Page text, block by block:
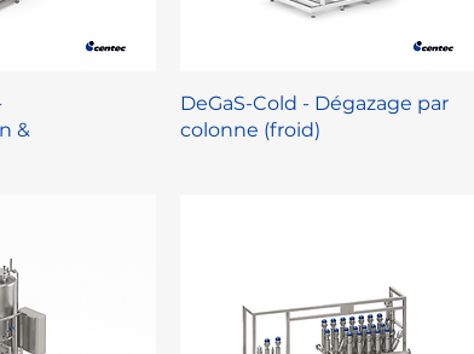
&
DeGaS-Cold - Dégazage par
colonne (froid)